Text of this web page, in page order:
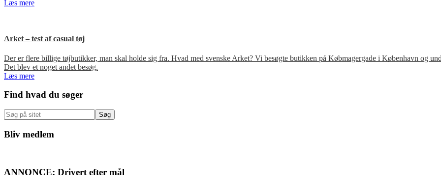
Læs mere
Arket – test af casual tøj
Der er flere billige tøjbutikker, man skal holde sig fra. Hvad med svenske Arket? Vi besøgte butikken på Købmagergade i København og
Det blev et noget andet besøg.
Læs mere
Primær
Sidebar
Find hvad du søger
Søg
på
sitet
Bliv medlem
ANNONCE: Drivert efter mål